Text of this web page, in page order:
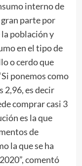
interno de
parte por
población y
en el tipo de
o cerdo que
ponemos como
2,96, es decir
comprar casi 3
es la que
de
la que se ha
comentó